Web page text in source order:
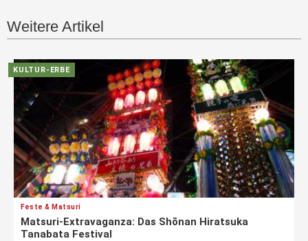
Weitere Artikel
KULTUR-ERBE
Feste & Matsuri
Matsuri-Extravaganza: Das Shōnan Hiratsuka
Tanabata Festival